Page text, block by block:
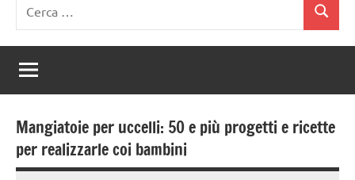
per:
Cerca
Mangiatoie per uccelli: 50 e più progetti e ricette
per realizzarle coi bambini